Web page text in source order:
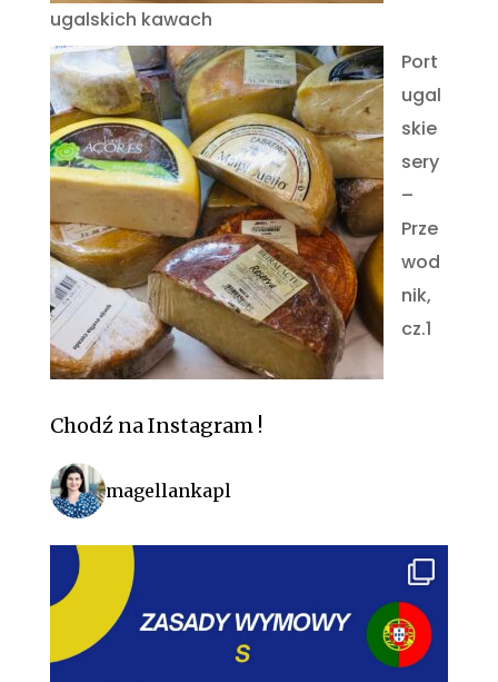
ugalskich kawach
Port
ugal
skie
sery
–
Prze
wod
nik,
cz.1
Chodź na Instagram !
magellankapl